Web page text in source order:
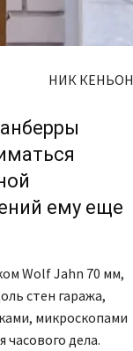
НИК КЕНЬОН
ему еще
Wolf Jahn 70 мм,
стен гаража,
микроскопами
дела.